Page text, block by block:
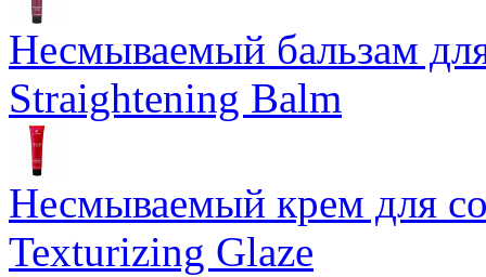
Несмываемый бальзам
Straightening Balm
Несмываемый крем для
Texturizing Glaze